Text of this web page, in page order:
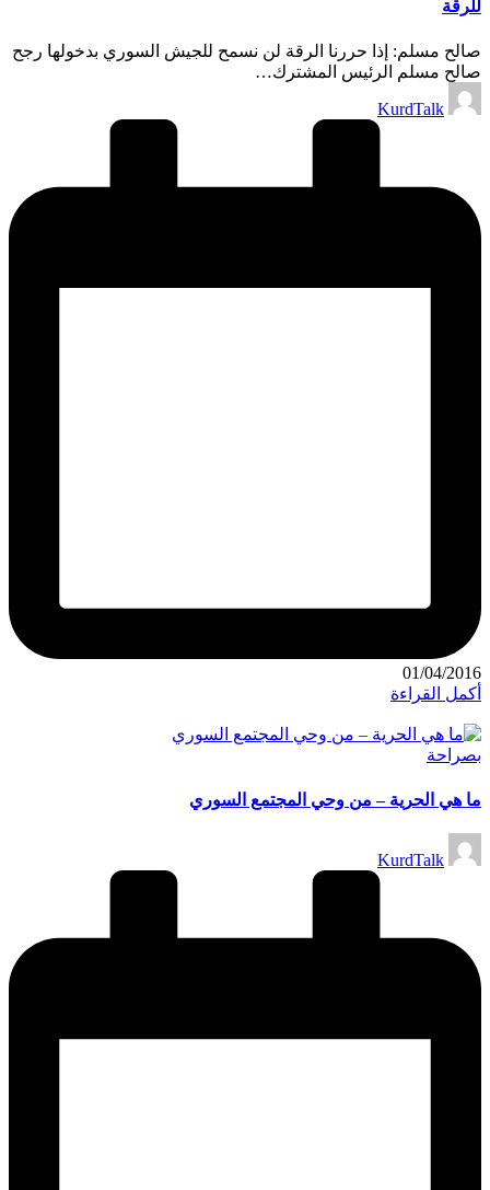
للرقة
صالح مسلم: إذا حررنا الرقة لن نسمح للجيش السوري بدخولها رجح
صالح مسلم الرئيس المشترك…
تمّ
النشرKurdTalk
01/04/2016
أكمل القراءة
نُشر
بصراحة
ما هي الحرية – من وحي المجتمع السوري
تمّ
النشرKurdTalk